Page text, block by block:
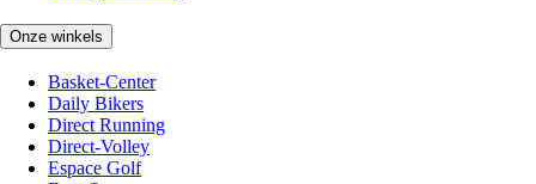
Onze winkels
Basket-Center
Daily Bikers
Direct Running
Direct-Volley
Espace Golf